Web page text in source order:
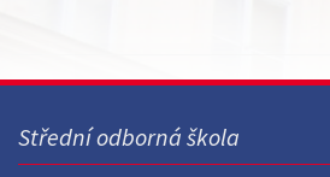
Střední odborná škola